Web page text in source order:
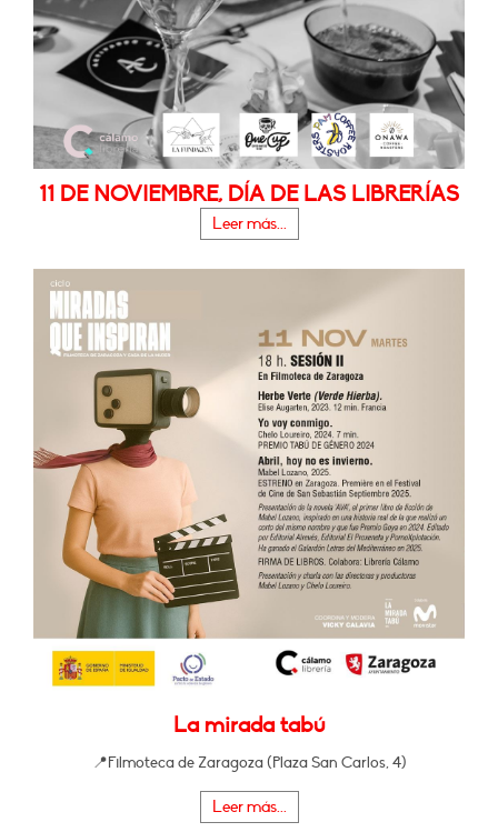
11 DE NOVIEMBRE, DÍA DE LAS LIBRERÍAS
Leer más...
La mirada tabú
📍Filmoteca de Zaragoza (Plaza San Carlos, 4)
Leer más...